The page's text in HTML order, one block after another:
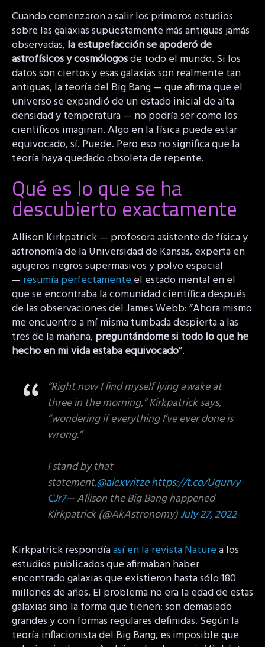
Cuando comenzaron a salir los primeros estudios
sobre las galaxias supuestamente más antiguas jamás
observadas,la estupefacción se apoderó de
astrofísicos y cosmólogosde todo el mundo. Si los
datos son ciertos y esas galaxias son realmente tan
antiguas, la teoría del Big Bang — que afirma que el
universo se expandió de un estado inicial de alta
densidad y temperatura — no podría ser como los
científicos imaginan. Algo en la física puede estar
equivocado, sí. Puede. Pero eso no significa que la
teoría haya quedado obsoleta de repente.
Qué es lo que se ha
descubierto exactamente
Allison Kirkpatrick — profesora asistente de física y
astronomía de la Universidad de Kansas, experta en
agujeros negros supermasivos y polvo espacial
— resumía perfectamenteel estado mental en el
que se encontraba la comunidad científica después
de las observaciones del James Webb: “Ahora mismo
me encuentro a mí misma tumbada despierta a las
tres de la mañana,preguntándome si todo lo que he
hecho en mi vida estaba equivocado”.
“Right now I find myself lying awake at
three in the morning,” Kirkpatrick says,
“wondering if everything I’ve ever done is
wrong.”
I stand by that
statement.@alexwitzehttps://t.co/Ugurvy
CJr7— Allison the Big Bang happened
Kirkpatrick (@AkAstronomy)July 27, 2022
Kirkpatrick respondíaasí en la revista Naturea los
estudios publicados que afirmaban haber
encontrado galaxias que existieron hasta sólo 180
millones de años. El problema no era la edad de estas
galaxias sino la forma que tienen: son demasiado
grandes y con formas regulares definidas. Según la
teoría inflacionista del Big Bang, es imposible que